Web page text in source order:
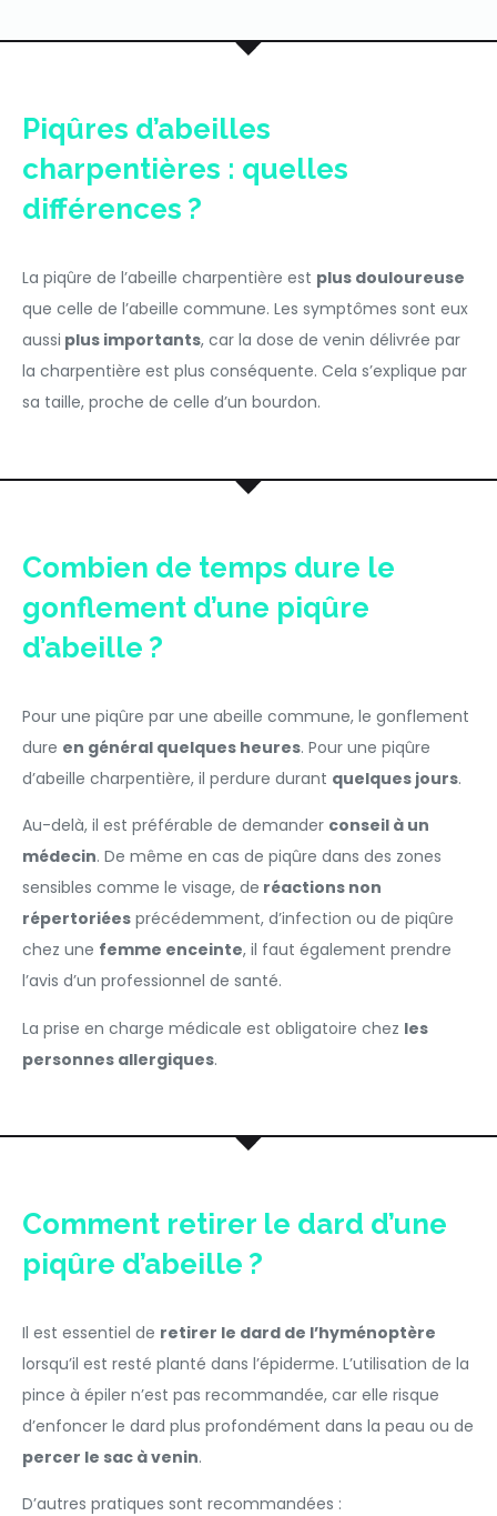
Piqûres d’abeilles
charpentières : quelles
différences ?
La piqûre de l’abeille charpentière est plus douloureuse
que celle de l’abeille commune. Les symptômes sont eux
aussi plus importants, car la dose de venin délivrée par
la charpentière est plus conséquente. Cela s’explique par
sa taille, proche de celle d’un bourdon.
Combien de temps dure le
gonflement d’une piqûre
d’abeille ?
Pour une piqûre par une abeille commune, le gonflement
dure en général quelques heures. Pour une piqûre
d’abeille charpentière, il perdure durant quelques jours.
Au-delà, il est préférable de demander conseil à un
médecin. De même en cas de piqûre dans des zones
sensibles comme le visage, de réactions non
répertoriées précédemment, d’infection ou de piqûre
chez une femme enceinte, il faut également prendre
l’avis d’un professionnel de santé.
La prise en charge médicale est obligatoire chez les
personnes allergiques.
Comment retirer le dard d’une
piqûre d’abeille ?
Il est essentiel de retirer le dard de l’hyménoptère
lorsqu’il est resté planté dans l’épiderme. L’utilisation de la
pince à épiler n’est pas recommandée, car elle risque
d’enfoncer le dard plus profondément dans la peau ou de
percer le sac à venin.
D’autres pratiques sont recommandées :